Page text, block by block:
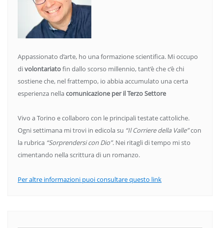
Appassionato d’arte, ho una formazione scientifica. Mi occupo
divolontariatofin dallo scorso millennio, tant’è che c’è chi
sostiene che, nel frattempo, io abbia accumulato una certa
esperienza nellacomunicazione per il Terzo Settore
Vivo a Torino e collaboro con le principali testate cattoliche.
Ogni settimana mi trovi in edicola su “Il Corriere della Valle”con
la rubrica “Sorprendersi con Dio”. Nei ritagli di tempo mi sto
cimentando nella scrittura di un romanzo.
Per altre informazioni puoi consultare questo link